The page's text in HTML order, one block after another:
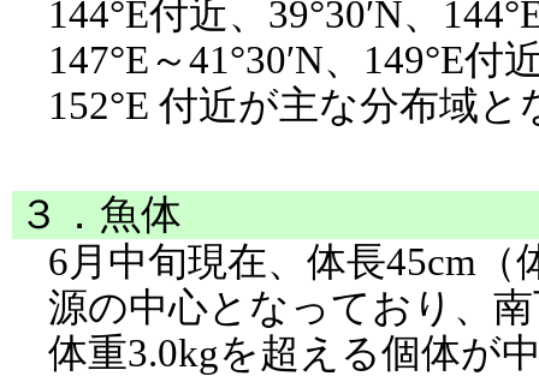
144°E付近、39°30′N、
147°E～41°30′N、149°E付
152°E 付近が主な分布域
３．魚体
6月中旬現在、体長45cm
源の中心となっており、
体重3.0kgを超える個体が